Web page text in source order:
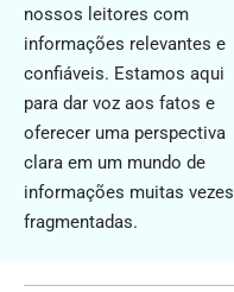
nossos leitores com
informações relevantes e
confiáveis. Estamos aqui
para dar voz aos fatos e
oferecer uma perspectiva
clara em um mundo de
informações muitas vezes
fragmentadas.